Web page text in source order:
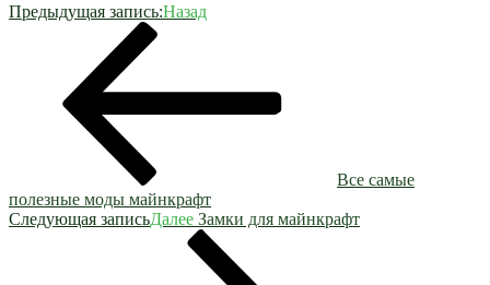
Предыдущая запись:Назад
Все самые
полезные моды майнкрафт
Следующая записьДалее Замки для майнкрафт